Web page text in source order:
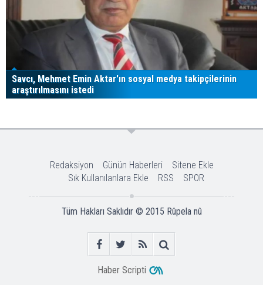
Savcı, Mehmet Emin Aktar'ın sosyal medya takipçilerinin
araştırılmasını istedi
Redaksiyon Günün Haberleri
Sitene Ekle
Sık Kullanılanlara Ekle
RSS SPOR
Tüm Hakları Saklıdır © 2015 Rûpela nû
Haber Scripti